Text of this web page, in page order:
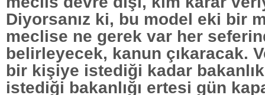
Diyorsanız ki, bu model eki bir
meclise ne gerek var her
belirleyecek, kanun çıkaracak.
bir kişiye istediği kadar
istediği bakanlığı ertesi gün